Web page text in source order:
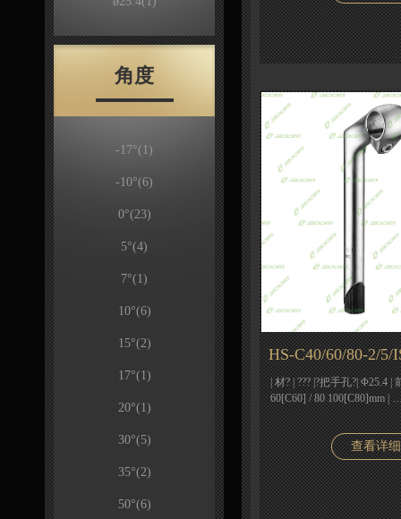
角度
-17°(1)
-10°(6)
0°(23)
5°(4)
7°(1)
10°(6)
15°(2)
17°(1)
20°(1)
30°(5)
35°(2)
50°(6)
HS-C40/60/80-2/5/
| 材? | ??? |?把手孔?| Φ25.4 |
60[C60] / 80 100[C80]mm |
查看详细